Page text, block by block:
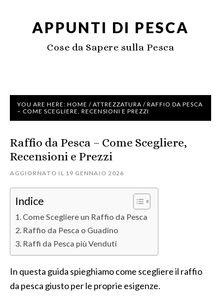
APPUNTI DI PESCA
Cose da Sapere sulla Pesca
YOU ARE HERE: HOME / ATTREZZATURA / RAFFIO DA PESCA
– COME SCEGLIERE, RECENSIONI E PREZZI
Raffio da Pesca – Come Scegliere,
Recensioni e Prezzi
AGGIORNATO IL 19 GENNAIO 2026
Indice
Come Scegliere un Raffio da Pesca
Raffio da Pesca o Guadino
Raffi da Pesca più Venduti
In questa guida spieghiamo come scegliere il raffio
da pesca giusto per le proprie esigenze.